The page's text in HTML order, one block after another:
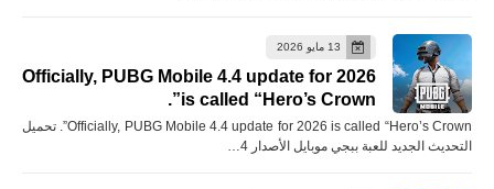
13 مايو 2026
Officially, PUBG Mobile 4.4 update for 2026
is called “Hero’s Crown”.
Officially, PUBG Mobile 4.4 update for 2026 is called “Hero’s Crown”. تحميل
التحديث الجديد للعبة ببجي موبايل الأصدار 4…